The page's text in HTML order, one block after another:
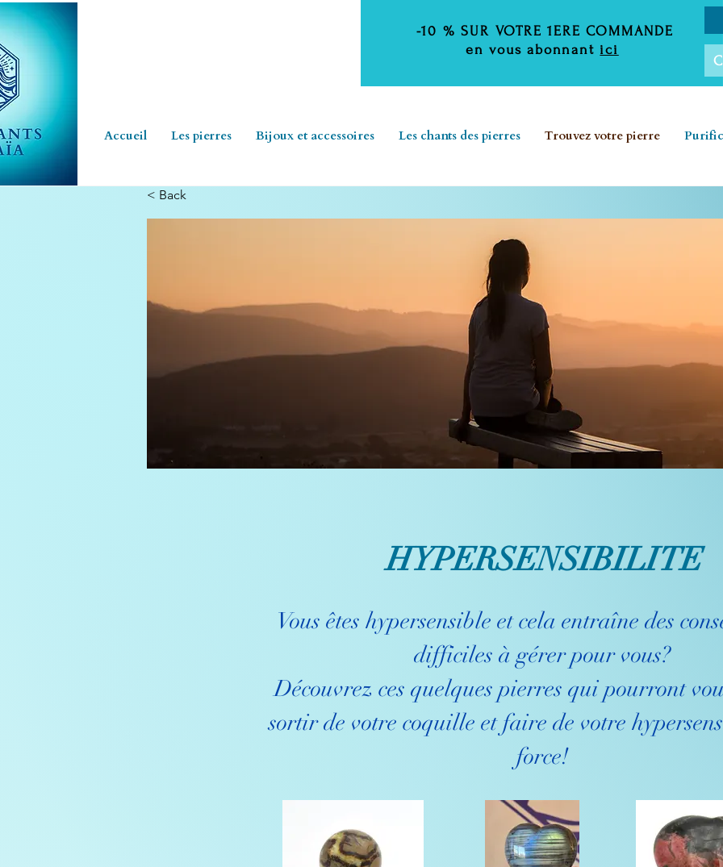
-10 % SUR VOTRE 1ERE COMMANDE
en vous abonnant ici
Accueil Les pierres Bijoux et accessoires Les chants des pierres Trouvez votre pierre
< Back
HYPERSENSIBILITE
Vous êtes hypersensible et cela entraîne des
difficiles à gérer pour vous?
Découvrez ces quelques pierres qui pourront
sortir de votre coquille et faire de votre
force!